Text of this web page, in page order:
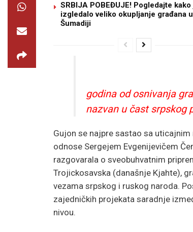
SRBIJA POBEĐUJE! Pogledajte kako
izgledalo veliko okupljanje građana u
Šumadiji
godina od osnivanja
nazvan u čast srpskog
Gujon se najpre sastao sa
odnose Sergejem Evgenijevičem
razgovarala o sveobuhvatnim
Trojickosavska (današnje Kjahte),
vezama srpskog i ruskog naroda.
zajedničkih projekata saradnje
nivou.